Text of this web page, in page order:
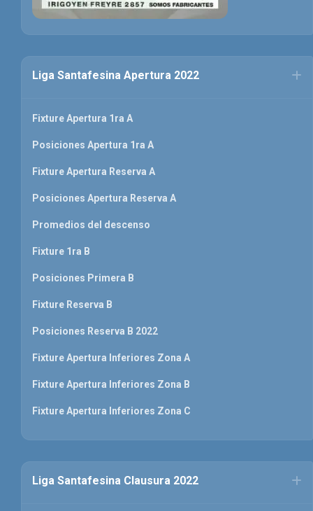
Liga Santafesina Apertura 2022
Fixture Apertura 1ra A
Posiciones Apertura 1ra A
Fixture Apertura Reserva A
Posiciones Apertura Reserva A
Promedios del descenso
Fixture 1ra B
Posiciones Primera B
Fixture Reserva B
Posiciones Reserva B 2022
Fixture Apertura Inferiores Zona A
Fixture Apertura Inferiores Zona B
Fixture Apertura Inferiores Zona C
Liga Santafesina Clausura 2022